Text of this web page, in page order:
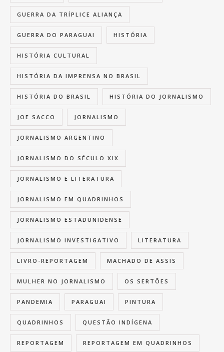
GUERRA DA TRÍPLICE ALIANÇA
GUERRA DO PARAGUAI HISTÓRIA
HISTÓRIA CULTURAL
HISTÓRIA DA IMPRENSA NO BRASIL
HISTÓRIA DO BRASIL HISTÓRIA DO JORNALISMO
JOE SACCO JORNALISMO
JORNALISMO ARGENTINO
JORNALISMO DO SÉCULO XIX
JORNALISMO E LITERATURA
JORNALISMO EM QUADRINHOS
JORNALISMO ESTADUNIDENSE
JORNALISMO INVESTIGATIVO LITERATURA
LIVRO-REPORTAGEM MACHADO DE ASSIS
MULHER NO JORNALISMO OS SERTÕES
PANDEMIA PARAGUAI PINTURA
QUADRINHOS QUESTÃO INDÍGENA
REPORTAGEM REPORTAGEM EM QUADRINHOS